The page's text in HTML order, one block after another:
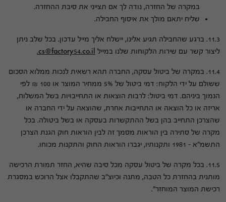
במקרה של החזרה, נודה לך אם תצייני את סיבת ההחזרה.
שליח יתאם מולך את איסוף החבילה.
11.3. ברגע שהחבילה תגיע אלינו, יישלח אליך מייל עדכון. בכל שלב ניתן
ליצור קשר עם שירות הלקוחות שלנו במייל cs@factory54.co.il
.
11.4. במקרה של ביטול עסקה, החברה תהא רשאית לנכות ממלוא הסכום
ששולם על ידי הלקוח: דמי ביטול של 5% ממחיר המוצר או 100 ₪ לפי
הנמוך ביניהם. דמי ביטול: לרבות הוצאות או התחייבויות בשל המשלוח,
אריזה או כל הוצאה או התחייבות אחרת, שהוצאה על ידי החברה או
שהצרכן התחייב בהן בשל ההתקשרות בעסקה או בשל ביטולה. בכל
מקרה של סתירה בין הוראות מסמך זה לבין הוראות חוק הגנת הצרכן
התשמ"א – 1981 ותקנותיו, יגברו הוראות החוק והתקנות מכוחו.
11.5. בכל מקרה של ביטול עסקה מכל סיבה שהיא, החזר תמורת הרכישה
מותנית בהחזרת כל הטבה, מתנה וכיוצ"ב שהתקבלו אצל הרוכש במסגרת
רכישת המוצר המוחזר".